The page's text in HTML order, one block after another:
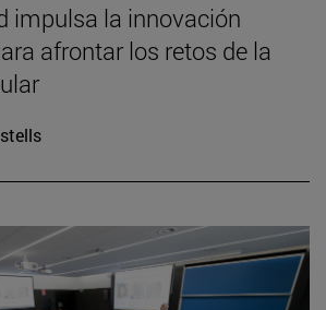
impulsa la innovación
afrontar los retos de la